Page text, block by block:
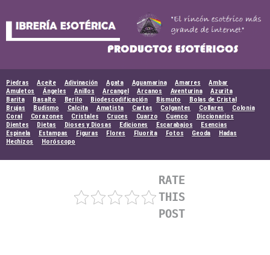
Piedras Aceite Adivinación Agata Aguamarina Amarres
Ambar
Amuletos
Ángeles Anillos Arcangel Arcanos Aventurina
Azurita
Barita
Basalto Berilo Biodescodificación Bismuto
Bolas de Cristal
Brujas
Budismo Calcita Amatista Cartas Colgantes Collares
Colonia
Coral
Corazones Cristales Cruces Cuarzo Cuenco
Diccionarios
Dientes
Dietas Dioses y Diosas Ediciones Escarabajos
Esencias
Espinela
Estampas Figuras Flores Fluorita Fotos Geoda
Hadas
Hechizos
Horóscopo
RATE
THIS
POST